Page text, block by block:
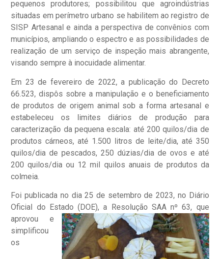
pequenos produtores; possibilitou que agroindústrias
situadas em perímetro urbano se habilitem ao registro de
SISP Artesanal e ainda a perspectiva de convênios com
municípios, ampliando o espectro e as possibilidades de
realização de um serviço de inspeção mais abrangente,
visando sempre à inocuidade alimentar.
Em 23 de fevereiro de 2022, a publicação do Decreto
66.523, dispôs sobre a manipulação e o beneficiamento
de produtos de origem animal sob a forma artesanal e
estabeleceu os limites diários de produção para
caracterização da pequena escala: até 200 quilos/dia de
produtos cárneos, até 1.500 litros de leite/dia, até 350
quilos/dia de pescados, 250 dúzias/dia de ovos e até
200 quilos/dia ou 12 mil quilos anuais de produtos da
colmeia.
Foi publicada no dia 25 de setembro de 2023, no Diário
Oficial do Estado (DOE), a Resolução SAA nº 63, que
aprovou e
simplificou
os